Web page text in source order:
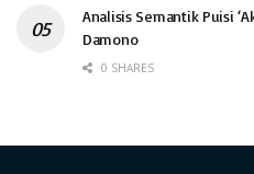
Analisis Semantik Puisi
Damono
0 SHARES